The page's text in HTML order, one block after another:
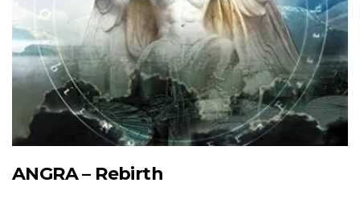
ANGRA – Rebirth